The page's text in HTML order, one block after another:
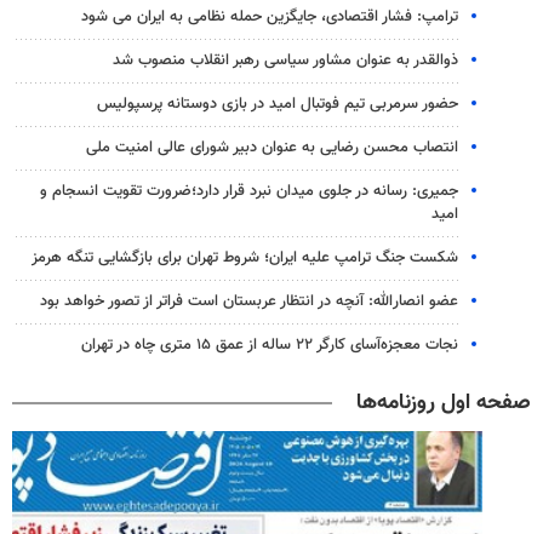
ترامپ: فشار اقتصادی، جایگزین حمله نظامی به ایران می شود
ذوالقدر به عنوان مشاور سیاسی رهبر انقلاب منصوب شد
حضور سرمربی تیم فوتبال امید در بازی دوستانه پرسپولیس
انتصاب محسن رضایی به عنوان دبیر شورای عالی امنیت ملی
جمیری: رسانه‌ در جلوی میدان نبرد قرار دارد؛ضرورت تقویت انسجام و
امید
شکست جنگ ترامپ علیه ایران؛ شروط تهران برای بازگشایی تنگه هرمز
عضو انصارالله: آنچه در انتظار عربستان است فراتر از تصور خواهد بود
نجات معجزه‌آسای کارگر ۲۲ ساله از عمق ۱۵ متری چاه در تهران
صفحه اول روزنامه‌ها